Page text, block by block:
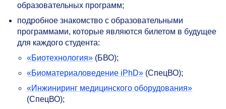
образовательных программ;
подробное знакомство с образовательными
программами, которые являются билетом в будущее
для каждого студента:
«Биотехнология» (БВО);
«Биоматериаловедение iPhD» (СпецВО);
«Инжиниринг медицинского оборудования»
(СпецВО);